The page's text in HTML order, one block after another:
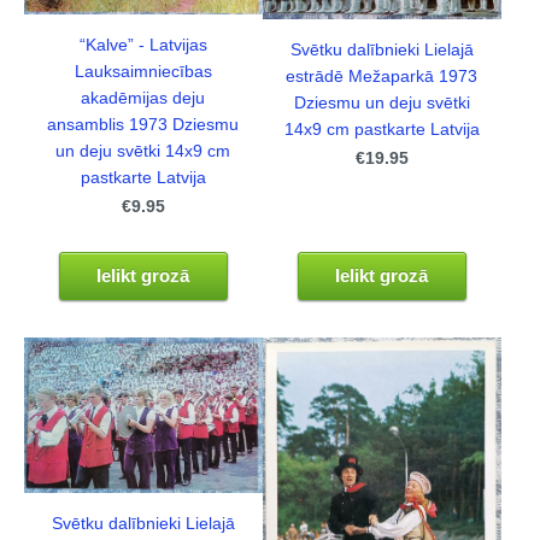
“Kalve” - Latvijas
Lauksaimniecības
akadēmijas deju
ansamblis 1973 Dziesmu
un deju svētki 14x9 cm
pastkarte Latvija
€9.95
Ielikt grozā
Svētku dalībnieki Lielajā
estrādē Mežaparkā 1973
Dziesmu un deju svētki
14x9 cm pastkarte Latvija
€19.95
Ielikt grozā
Svētku dalībnieki Lielajā